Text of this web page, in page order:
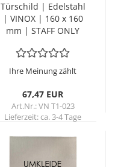
Tür­schild | Edel­stahl
| VINOX | 160 x 160
mm | STAFF ONLY
Ihre Meinung zählt
67,47 EUR
Art.Nr.: VN T1-023
Lieferzeit:ca. 3-4 Tage